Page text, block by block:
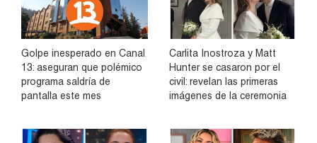
Golpe inesperado en Canal
13: aseguran que polémico
programa saldría de
pantalla este mes
Carlita Inostroza y Matt
Hunter se casaron por el
civil: revelan las primeras
imágenes de la ceremonia